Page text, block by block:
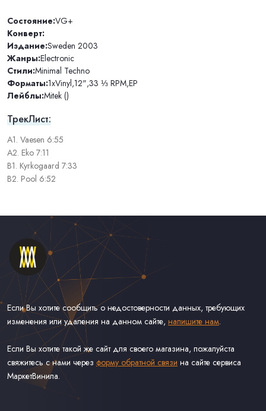
Состояние:VG+
Конверт:
Издание:Sweden 2003
Жанры:Electronic
Стили:Minimal Techno
Форматы:1xVinyl,12",33 ⅓ RPM,EP
Лейблы:Mitek ()
ТрекЛист:
A1. Vaesen 6:55
A2. Eko 7:11
B1. Kyrkogaard 7:33
B2. Pool 6:52
Если Вы хотите сообщить о недостоверности данных, требующих
изменения или удаления на данном сайте, напишите нам.
Если Вы хотите такой же сайт для своего магазина, пожалуйста
свяжитесь с нами через форму обратной связи на сайте сервиса
МаркетВинила.
Каталог Винила, CD и Кассет